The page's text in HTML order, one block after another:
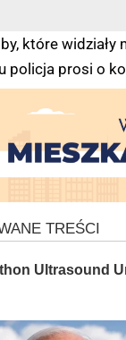
które widziały
policja prosi o